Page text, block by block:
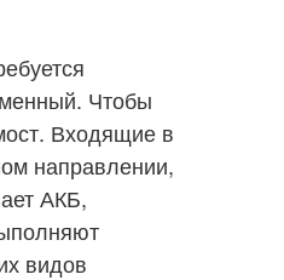
Чтобы
Входящие в
направлении,
АКБ,
видов